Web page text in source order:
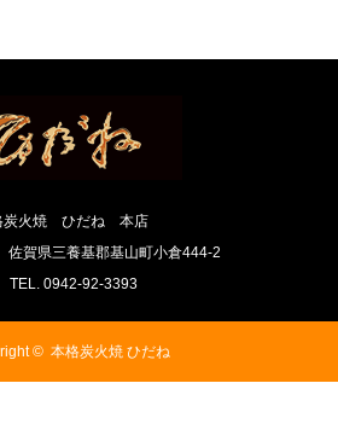
炭火焼 ひだね 本店
賀県三養基郡基山町小倉444-2
TEL. 0942-92-3393
© 本格炭火焼 ひだね